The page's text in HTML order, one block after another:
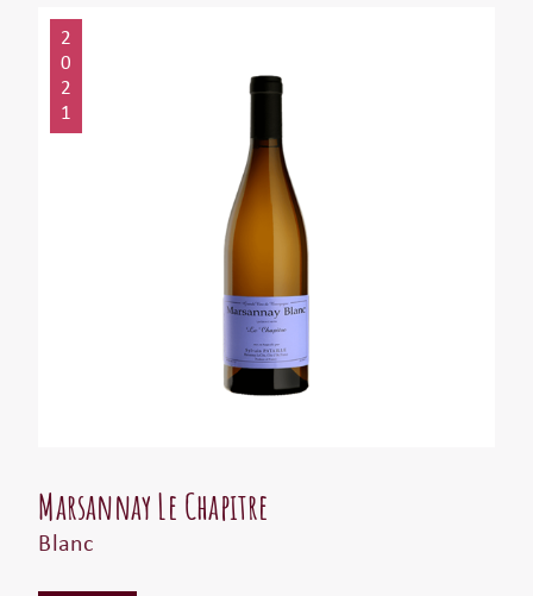
2
0
2
1
Marsannay Le Chapitre
Blanc